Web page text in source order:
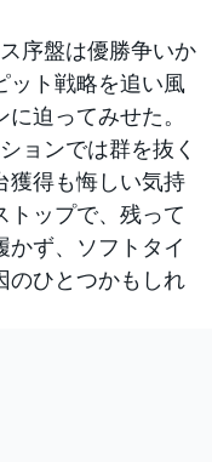
序盤は優勝争いか
ット戦略を追い風
迫ってみせた。
ョンでは群を抜く
獲得も悔しい気持
トップで、残って
かず、ソフトタイ
のひとつかもしれ